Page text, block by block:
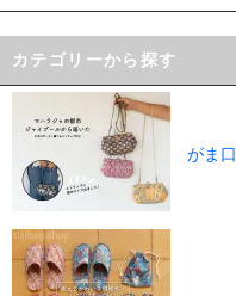
カテゴリーから探す
がま